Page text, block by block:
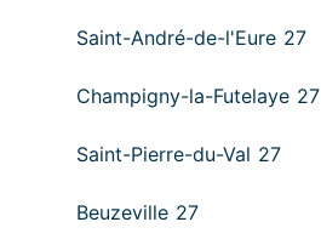
Saint-André-de-l'Eure 27
Champigny-la-Futelaye 27
Saint-Pierre-du-Val 27
Beuzeville 27